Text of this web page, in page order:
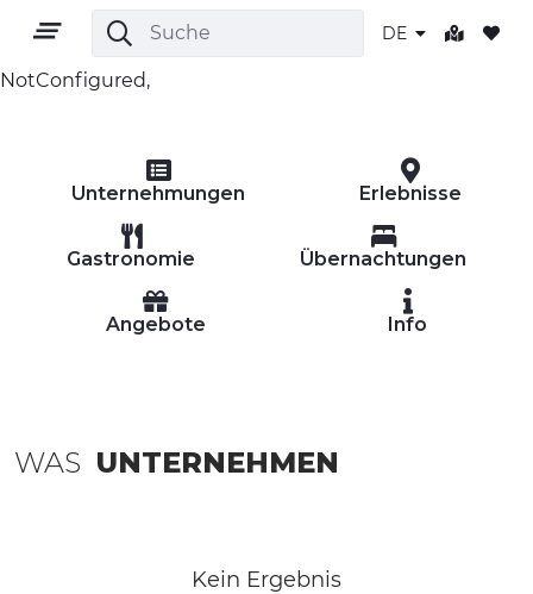
DE
GEBIET
KULTUR
NotConfigured,
Unternehmungen Erlebnisse
Gastronomie Übernachtungen
Angebote Info
WAS UNTERNEHMEN
Kein Ergebnis